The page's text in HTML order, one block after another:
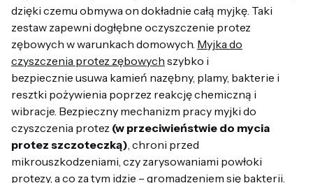
dzięki czemu obmywa on dokładnie całą myjkę. Taki
zestaw zapewni dogłębne oczyszczenie protez
zębowych w warunkach domowych. Myjka do
czyszczenia protez zębowych szybko i
bezpiecznie usuwa kamień nazębny, plamy, bakterie i
resztki pożywienia poprzez reakcję chemiczną i
wibracje. Bezpieczny mechanizm pracy myjki do
czyszczenia protez (w przeciwieństwie do mycia
protez szczoteczką), chroni przed
mikrouszkodzeniami, czy zarysowaniami powłoki
protezy, a co za tym idzie – gromadzeniem się bakterii.